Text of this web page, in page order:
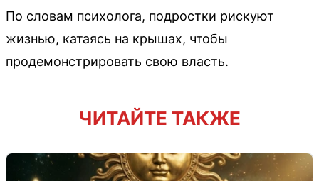
По словам психолога, подростки рискуют
жизнью, катаясь на крышах, чтобы
продемонстрировать свою власть.
ЧИТАЙТЕ ТАКЖЕ